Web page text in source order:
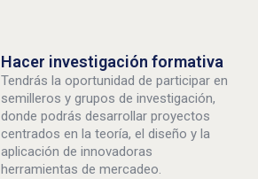
Hacer investigación formativa
Tendrás la oportunidad de participar en
semilleros y grupos de investigación,
donde podrás desarrollar proyectos
centrados en la teoría, el diseño y la
aplicación de innovadoras
herramientas de mercadeo.